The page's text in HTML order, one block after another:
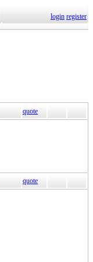
login register
quote
quote